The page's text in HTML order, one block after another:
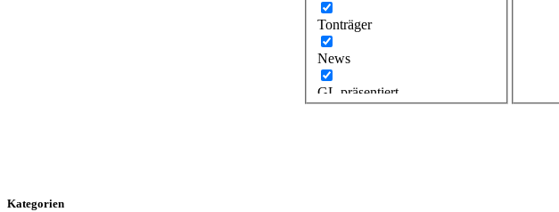
Tonträger
News
GL präsentiert
Kategorien